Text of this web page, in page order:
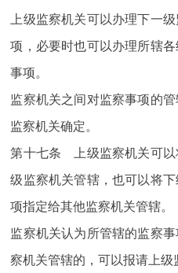
上级监察机关可以办理下一
项，必要时也可以办理所辖
事项。
监察机关之间对监察事项的
监察机关确定。
第十七条 上级监察机关可以
级监察机关管辖，也可以将
项指定给其他监察机关管辖。
监察机关认为所管辖的监察
察机关管辖的，可以报请上级